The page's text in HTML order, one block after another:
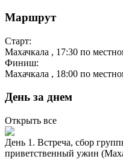
Маршрут
Старт:
Махачкала , 17:30 по
Финиш:
Махачкала , 18:00 по
День за днем
Открыть все
День 1. Встреча, сбор
приветственный ужин